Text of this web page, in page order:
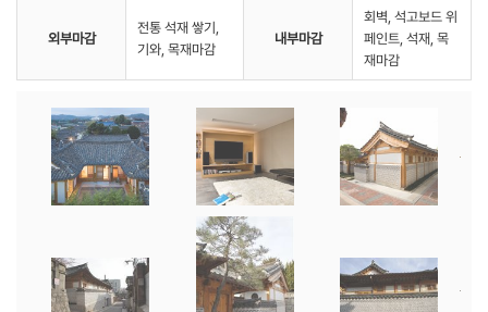
외부마감
전통 석재 쌓기,
기와, 목재마감
내부마감
회벽, 석고보드 위
페인트, 석재, 목
재마감